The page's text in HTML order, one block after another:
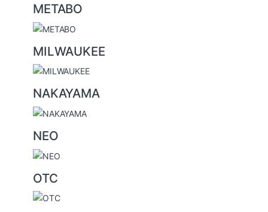
METABO
MILWAUKEE
NAKAYAMA
NEO
OTC